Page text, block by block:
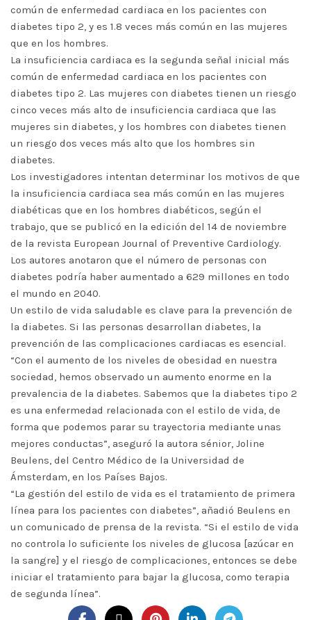
común de enfermedad cardiaca en los pacientes con
diabetes tipo 2, y es 1.8 veces más común en las mujeres
que en los hombres.
La insuficiencia cardiaca es la segunda señal inicial más
común de enfermedad cardiaca en los pacientes con
diabetes tipo 2. Las mujeres con diabetes tienen un riesgo
cinco veces más alto de insuficiencia cardiaca que las
mujeres sin diabetes, y los hombres con diabetes tienen
un riesgo dos veces más alto que los hombres sin
diabetes.
Los investigadores intentan determinar los motivos de que
la insuficiencia cardiaca sea más común en las mujeres
diabéticas que en los hombres diabéticos, según el
trabajo, que se publicó en la edición del 14 de noviembre
de la revista European Journal of Preventive Cardiology.
Los autores anotaron que el número de personas con
diabetes podría haber aumentado a 629 millones en todo
el mundo en 2040.
Un estilo de vida saludable es clave para la prevención de
la diabetes. Si las personas desarrollan diabetes, la
prevención de las complicaciones cardiacas es esencial.
“Con el aumento de los niveles de obesidad en nuestra
sociedad, hemos observado un aumento enorme en la
prevalencia de la diabetes. Sabemos que la diabetes tipo 2
es una enfermedad relacionada con el estilo de vida, de
forma que podemos parar su trayectoria mediante unas
mejores conductas”, aseguró la autora sénior, Joline
Beulens, del Centro Médico de la Universidad de
Ámsterdam, en los Países Bajos.
“La gestión del estilo de vida es el tratamiento de primera
línea para los pacientes con diabetes”, añadió Beulens en
un comunicado de prensa de la revista. “Si el estilo de vida
no controla lo suficiente los niveles de glucosa [azúcar en
la sangre] y el riesgo de complicaciones, entonces se debe
iniciar el tratamiento para bajar la glucosa, como terapia
de segunda línea”.